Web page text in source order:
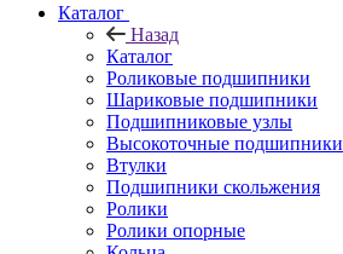
Каталог
Назад
Каталог
Роликовые подшипники
Шариковые подшипники
Подшипниковые узлы
Высокоточные подшипники
Втулки
Подшипники скольжения
Ролики
Ролики опорные